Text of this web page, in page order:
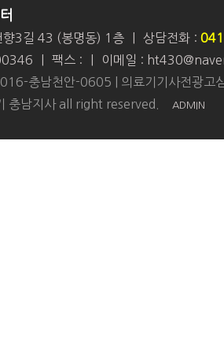
향3길 43 (봉명동) 1층 상담전화 :
팩스 :
이메일 :
충남천안-0605 | 의료기기사전광고
충남지사 all right reserved.
ADMIN